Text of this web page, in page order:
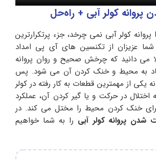
کولر آبی نمی چرخد، جزء پرتکرارترین
عزیزان از تکنسین های آی پی امداد
می دانید که چرخش صحیح و روان پروانه
باد به محیط و خنک کردن آن می شود. پس
یکی از مهمترین قطعات به کار رفته در کولر
در حرکت و یا گیر کردن آن، عملکرد
خنک کردن محیط را مختل می کند. در
را به شما خواهیم